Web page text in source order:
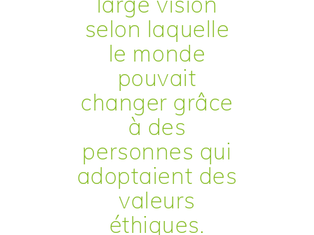
selon laquelle
le monde
pouvait
changer grâce
à des
personnes qui
adoptaient des
valeurs
éthiques.